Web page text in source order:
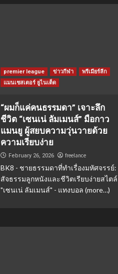
premier league ข่าวกีฬา
พรีเมียร์ลีก
แมนเชสเตอร์ ยูไนเต็ด
“ผมก็แค่คนธรรมดา” เจาะลึก
ชีวิต “เซนเน่ ลัมเมนส์” มือกาว
แมนยู ผู้สยบความวุ่นวายด้วย
ความเรียบง่าย
February 26, 2026 freelance
BK8 - ชายธรรมดาที่ทำเรื่องมหัศจรรย์:
สัจธรรมลูกหนังและชีวิตเรียบง่ายสไตล์
"เซนเน่ ลัมเมนส์" - แทงบอล (more…)